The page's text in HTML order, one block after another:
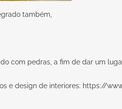
também,
com pedras, a fim de dar um
e design de interiores: https://